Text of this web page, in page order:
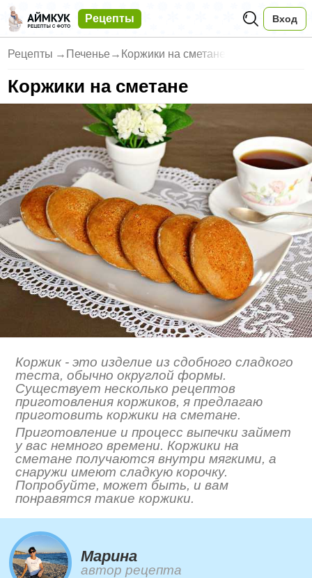
Рецепты Вход
Рецепты → Печенье → Коржики на сметане
Коржики на сметане
Коржик - это изделие из сдобного сладкого
теста, обычно округлой формы.
Существует несколько рецептов
приготовления коржиков, я предлагаю
приготовить коржики на сметане.
Приготовление и процесс выпечки займет
у вас немного времени. Коржики на
сметане получаются внутри мягкими, а
снаружи имеют сладкую корочку.
Попробуйте, может быть, и вам
понравятся такие коржики.
Марина
автор рецепта